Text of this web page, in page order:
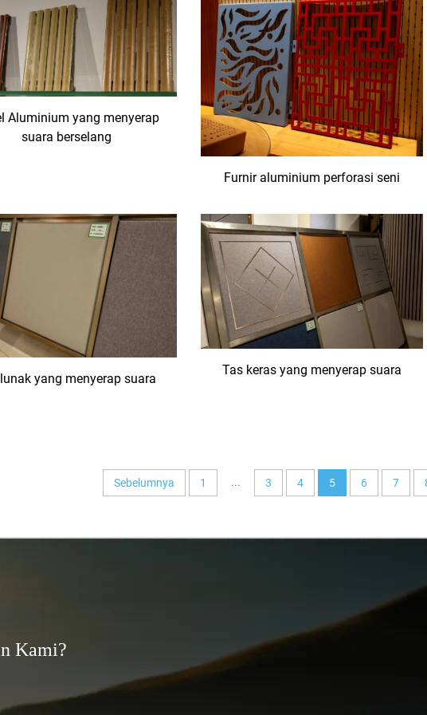
Aluminium yang menyerap
suara berselang
Furnir aluminium perforasi seni
yang menyerap suara
Tas keras yang menyerap suara
Sebelumnya 1 ... 3 4 5 6 7
Kami?